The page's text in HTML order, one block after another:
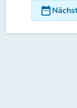
date_range